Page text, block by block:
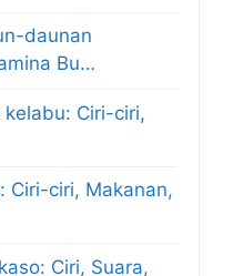
daunan
Bu…
kelabu: Ciri-ciri,
Ciri-ciri, Makanan,
Ciri, Suara,